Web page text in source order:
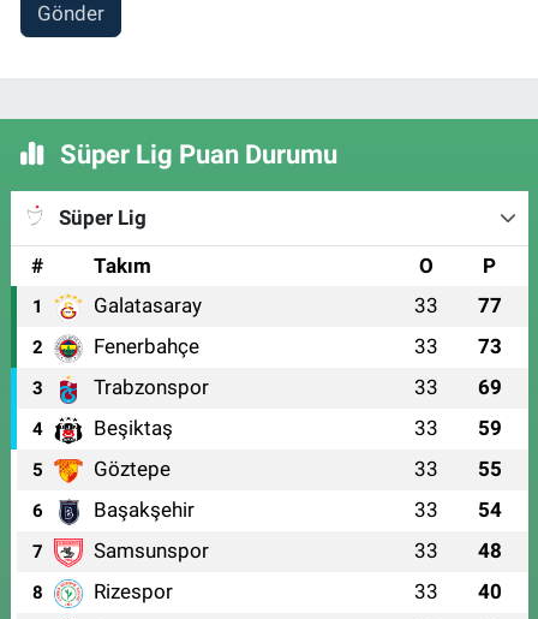
Gönder
Süper Lig Puan Durumu
Süper Lig
#
Takım O P
1 Galatasaray 33 77
2 Fenerbahçe 33 73
3 Trabzonspor 33 69
4 Beşiktaş 33 59
5 Göztepe 33 55
6 Başakşehir 33 54
7 Samsunspor 33 48
8 Rizespor 33 40